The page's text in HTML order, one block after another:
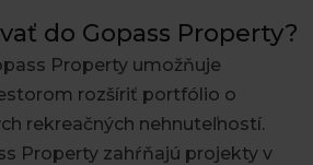
do Gopass Property?
Property umožňuje
rozšíriť portfólio o
rekreačných nehnuteľností.
Property zahŕňajú projekty v